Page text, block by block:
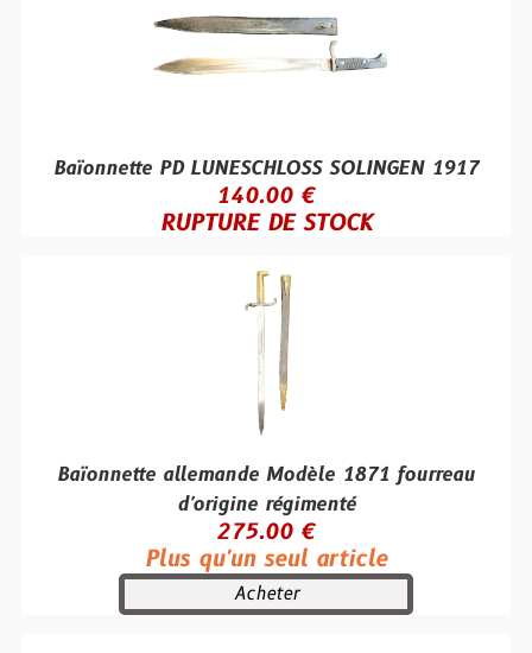
Baïonnette PD LUNESCHLOSS SOLINGEN 1917
140.00 €
RUPTURE DE STOCK
Baïonnette allemande Modèle 1871 fourreau
d'origine régimenté
275.00 €
Plus qu'un seul article
Acheter